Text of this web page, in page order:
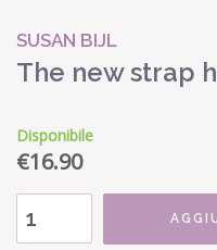
SUSAN BIJL
The new strap
Disponibile
€16.90